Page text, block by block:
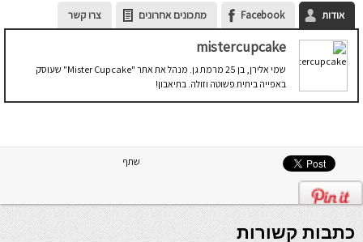
אודות Facebook מתכונים אחרונים צרו קשר
mistercupcake
שמי אלירן, בן 25 מרמת גן. מנהל את אתר "Mister Cupcake" שעוסק
באפייה ביתית פשוטה וזולה. בתיאבון!
שתף
כתבות קשורות